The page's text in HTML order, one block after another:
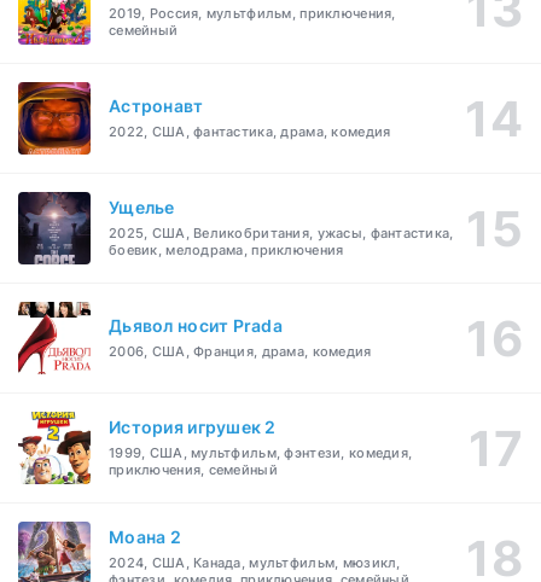
2019, Россия, мультфильм, приключения,
семейный
Астронавт
2022, США, фантастика, драма, комедия
Ущелье
2025, США, Великобритания, ужасы, фантастика,
боевик, мелодрама, приключения
Дьявол носит Prada
2006, США, Франция, драма, комедия
История игрушек 2
1999, США, мультфильм, фэнтези, комедия,
приключения, семейный
Моана 2
2024, США, Канада, мультфильм, мюзикл,